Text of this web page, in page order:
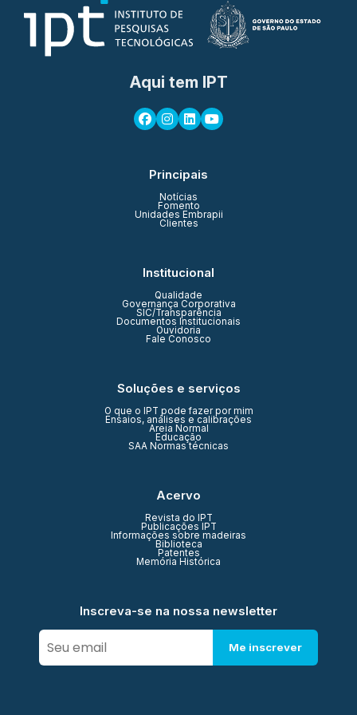
Aqui tem IPT
Principais
Notícias
Fomento
Unidades Embrapii
Clientes
Institucional
Qualidade
Governança Corporativa
SIC/Transparência
Documentos Institucionais
Ouvidoria
Fale Conosco
Soluções e serviços
O que o IPT pode fazer por mim
Ensaios, análises e calibrações
Areia Normal
Educação
SAA Normas técnicas
Acervo
Revista do IPT
Publicações IPT
Informações sobre madeiras
Biblioteca
Patentes
Memória Histórica
Inscreva-se na nossa newsletter
Me inscrever